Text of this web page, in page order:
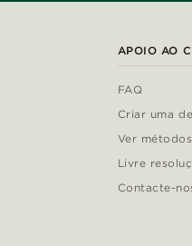
APOIO AO
FAQ
Criar uma
Ver
Livre
Contacte-